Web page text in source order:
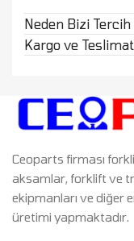
Neden Bizi
Kargo ve Teslimat
Ceoparts firması
aksamlar, forklift ve
ekipmanları ve diğer
üretimi yapmaktadır.